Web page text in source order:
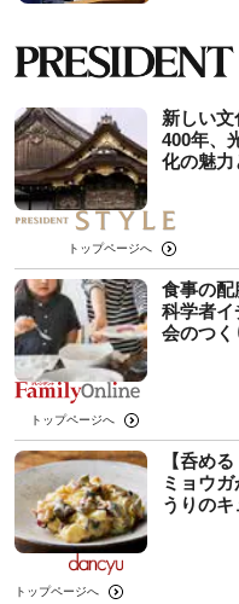
新しい
400年、
化の魅力
トップページへ
食事の
科学者イ
会のつく
トップページへ
【呑め
ミョウ
うりの
トップページへ